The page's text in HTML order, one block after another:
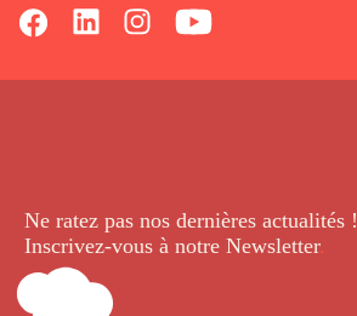
Ne ratez pas nos dernières actualités !
Inscrivez-vous à notre Newsletter.